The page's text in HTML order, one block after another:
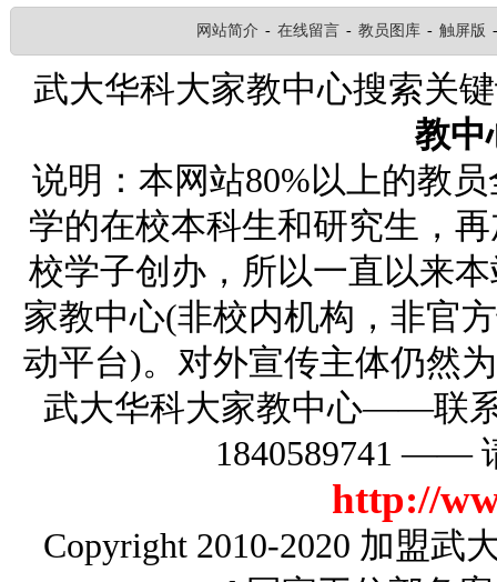
网站简介 - 在线留言 - 教员图库 - 触屏版
武大华科大家教中心搜索关
教中
说明：本网站80%以上的教
学的在校本科生和研究生，
校学子创办，所以一直以来
家教中心(非校内机构，非官
动平台)。对外宣传主体仍然
武大华科大家教中心——联
1840589741 ——
http://
Copyright 2010-2020 加盟武